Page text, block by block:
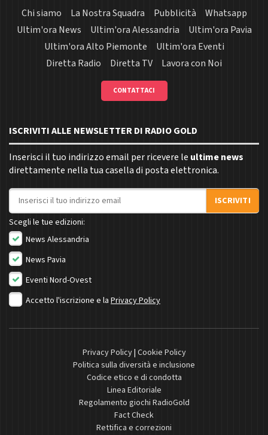
Chi siamo La Nostra Squadra Pubblicità
Whatsapp
Ultim'ora News
Ultim'ora Alessandria
Ultim'ora Pavia
Ultim'ora Alto Piemonte
Ultim'ora Eventi
Diretta Radio
Diretta TV Lavora con Noi
CONTATTACI
ISCRIVITI ALLE NEWSLETTER DI RADIO GOLD
Inserisci il tuo indirizzo email per ricevere le ultime news
direttamente nella tua casella di posta elettronica.
Indirizzo email
ISCRIVITI
Scegli le tue edizioni:
News Alessandria
News Pavia
Eventi Nord-Ovest
Accetto l'iscrizione e la Privacy Policy
Privacy Policy| Cookie Policy
Politica sulla diversità e inclusione
Codice etico e di condotta
Linea Editoriale
Regolamento giochi RadioGold
Fact Check
Rettifica e correzioni